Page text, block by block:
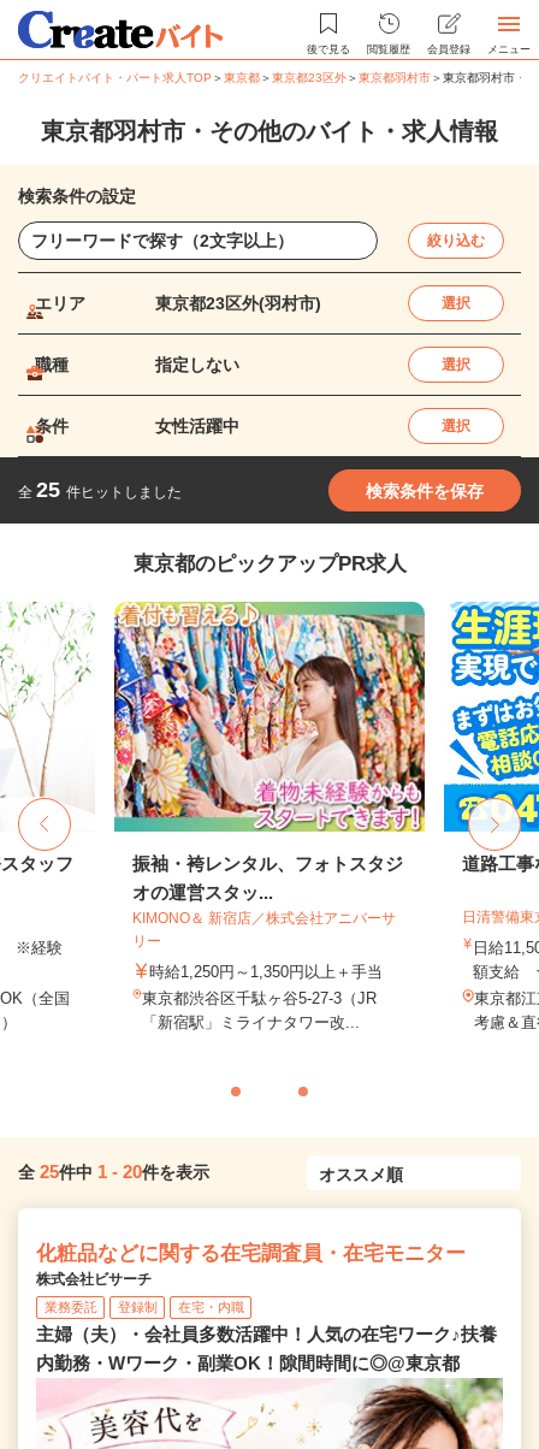
後で見る 閲覧履歴 会員登録 メニュー
クリエイトバイト・パート求人TOP ＞東京都＞東京都23区外＞東京都羽村市＞東京都羽村市・
東京都羽村市・その他のバイト・求人情報
検索条件の設定
絞り込む
エリア 東京都23区外(羽村市) 選択
職種 指定しない 選択
条件 女性活躍中 選択
全 25 件ヒットしました 検索条件を保存
東京都のピックアップPR求人
タッフ
※経験
（全国
振袖・袴レンタル、フォトスタジ
オの運営スタッ...
KIMONO＆ 新宿店／株式会社アニバーサ
リー
時給1,250円～1,350円以上＋手当
東京都渋谷区千駄ヶ谷5-27-3（JR
「新宿駅」ミライナタワー改...
道路工事
日清警備
日給
額支給
東京都
考慮＆
全 25件中 1 - 20件を表示
化粧品などに関する在宅調査員・在宅モニター
株式会社ビサーチ
業務委託 登録制 在宅・内職
主婦（夫）・会社員多数活躍中！人気の在宅ワーク♪扶養
内勤務・Wワーク・副業OK！隙間時間に◎@東京都